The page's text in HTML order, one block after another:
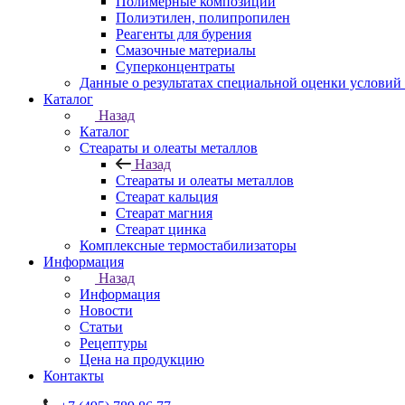
Полиэтилен, полипропилен
Реагенты для бурения
Смазочные материалы
Суперконцентраты
Данные о результатах специальной оценки условий
Каталог
Назад
Каталог
Стеараты и олеаты металлов
Назад
Стеараты и олеаты металлов
Стеарат кальция
Стеарат магния
Стеарат цинка
Комплексные термостабилизаторы
Информация
Назад
Информация
Новости
Статьи
Рецептуры
Цена на продукцию
Контакты